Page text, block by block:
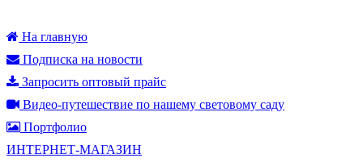
На главную
Подписка на новости
Запросить оптовый прайс
Видео-путешествие по нашему световому саду
Портфолио
ИНТЕРНЕТ-МАГАЗИН